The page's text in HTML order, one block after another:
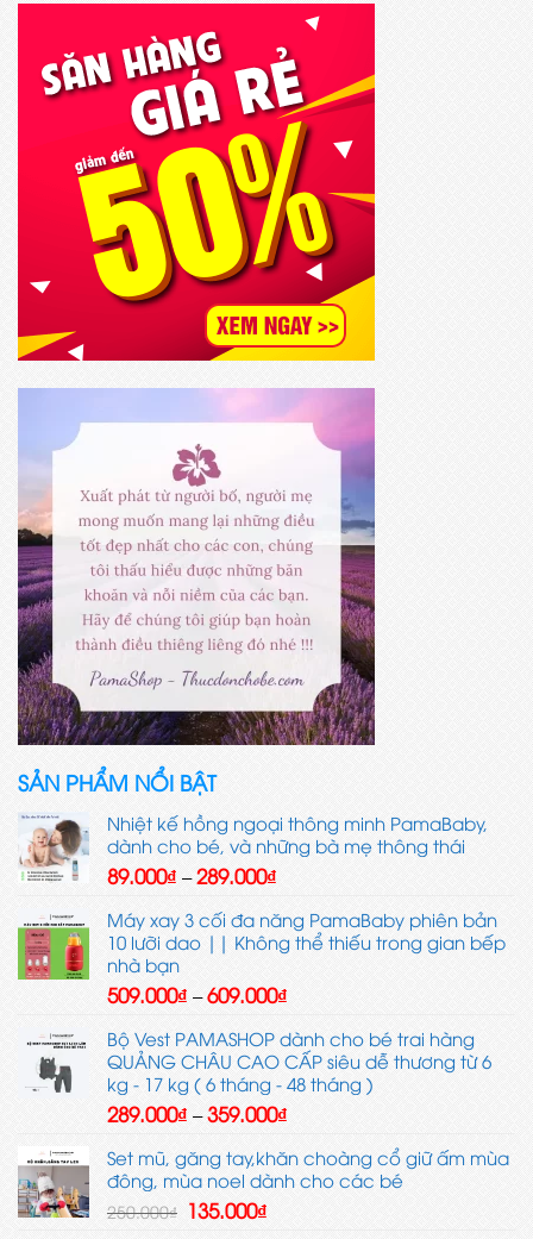
SẢN PHẨM NỔI BẬT
Nhiệt kế hồng ngoại thông minh PamaBaby,
dành cho bé, và những bà mẹ thông thái
89.000₫ – 289.000₫
từ
89.000₫
289.000₫
Máy xay 3 cối đa năng PamaBaby phiên bản
10 lưỡi dao || Không thể thiếu trong gian bếp
nhà bạn
509.000₫ – 609.000₫
từ
509.000₫
đến
Bộ Vest PAMASHOP dành cho bé trai hàng
QUẢNG CHÂU CAO CẤP siêu dễ thương từ 6
kg - 17 kg ( 6 tháng - 48 tháng )
289.000₫ – 359.000₫
từ
289.000₫
Set mũ, găng tay,khăn choàng cổ giữ ấm mùa
đông, mùa noel dành cho các bé
250.000₫ Giá
135.000₫